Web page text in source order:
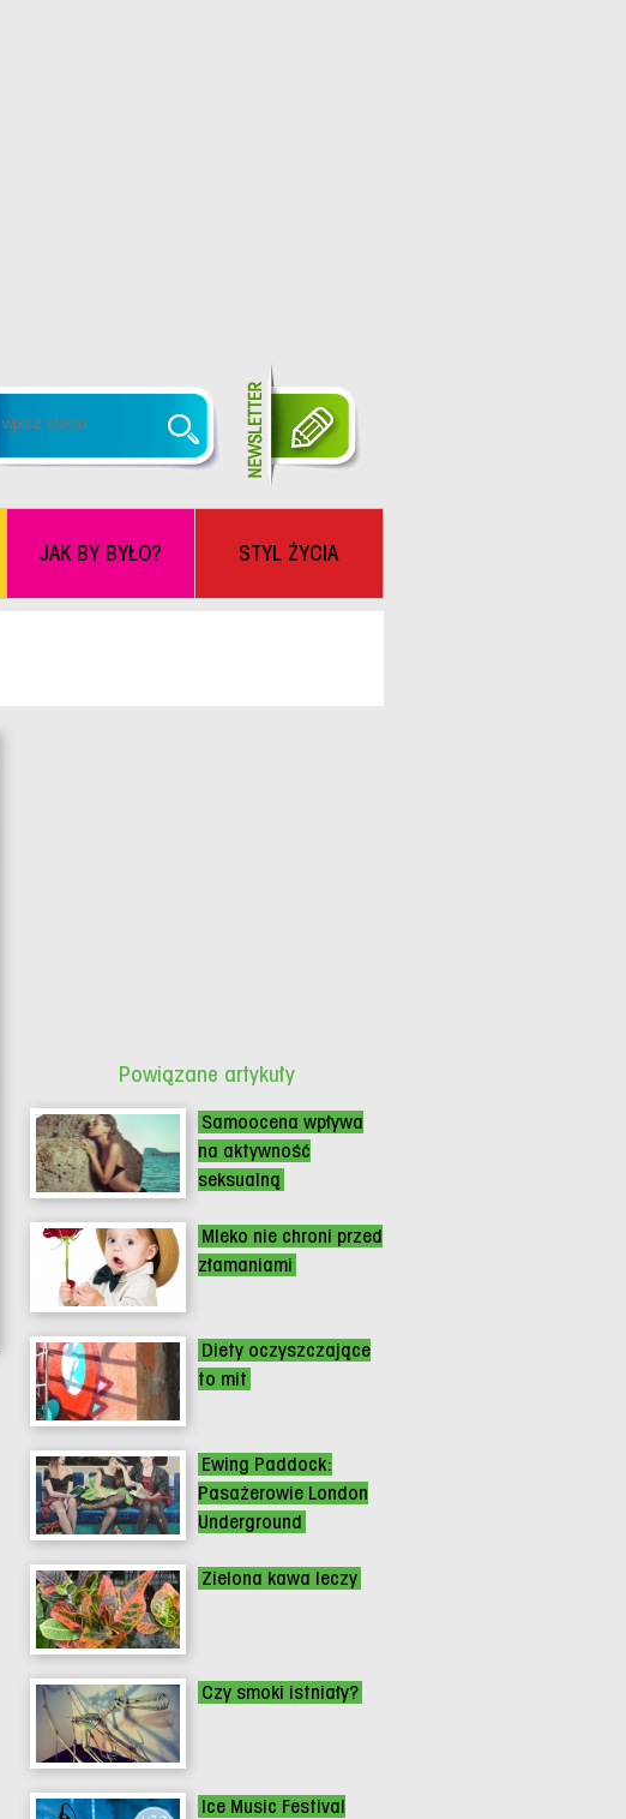
JAK BY BYŁO? STYL ŻYCIA
Powiązane artykuły
Samoocena wpływa
na aktywność
seksualną
Mleko nie chroni przed
złamaniami
Diety oczyszczające
to mit
Ewing Paddock:
Pasażerowie London
Underground
Zielona kawa leczy
Czy smoki istniały?
Ice Music Festival